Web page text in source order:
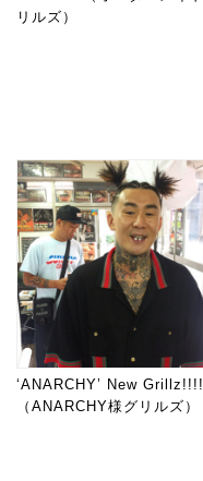
リルズ）
‘ANARCHY’ New Grillz!!!!
（ANARCHY様グリルズ）